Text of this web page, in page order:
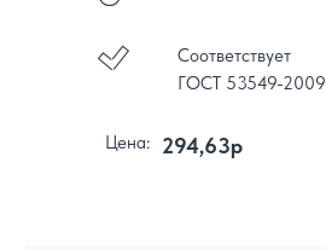
Цена: 294,63р
Соответствует
ГОСТ 53549-2009